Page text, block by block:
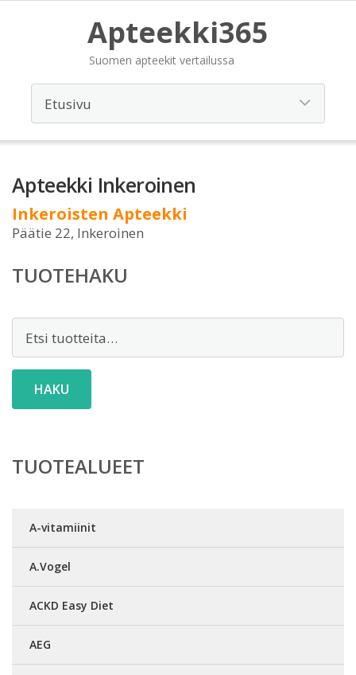
Apteekki365
Suomen apteekit vertailussa
Apteekki Inkeroinen
Inkeroisten Apteekki
Päätie 22, Inkeroinen
TUOTEHAKU
HAKU
TUOTEALUEET
A-vitamiinit
A.Vogel
ACKD Easy Diet
AEG